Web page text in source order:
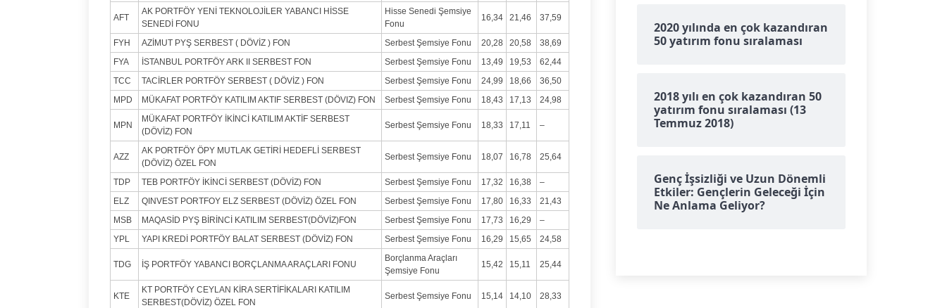
AFT
AK PORTFÖY YENİ TEKNOLOJİLER YABANCI HİSSE
SENEDİ FONU
Hisse Senedi Şemsiye
Fonu
16,34 21,46 37,59
FYH AZİMUT PYŞ SERBEST ( DÖVİZ ) FON Serbest Şemsiye Fonu 20,28 20,58
38,69
FYA
İSTANBUL PORTFÖY ARK II SERBEST FON Serbest Şemsiye Fonu 13,49 19,53
62,44
TCC
TACİRLER PORTFÖY SERBEST ( DÖVİZ ) FON Serbest Şemsiye Fonu 24,99 18,66
36,50
MPD
MÜKAFAT PORTFÖY KATILIM AKTIF SERBEST (DÖVIZ) FON Serbest Şemsiye Fonu 18,43 17,13 24,98
MPN
MÜKAFAT PORTFÖY İKİNCİ KATILIM AKTİF SERBEST
(DÖVİZ) FON
Serbest Şemsiye Fonu 18,33 17,11 –
AZZ
AK PORTFÖY ÖPY MUTLAK GETİRİ HEDEFLİ SERBEST
(DÖVİZ) ÖZEL FON
Serbest Şemsiye Fonu 18,07 16,78 25,64
TDP TEB PORTFÖY İKİNCİ SERBEST (DÖVİZ) FON Serbest Şemsiye Fonu 17,32 16,38
–
ELZ
QINVEST PORTFOY ELZ SERBEST (DÖVİZ) ÖZEL FON Serbest Şemsiye Fonu 17,80 16,33
21,43
MSB
MAQASİD PYŞ BİRİNCİ KATILIM SERBEST(DÖVİZ)FON Serbest Şemsiye Fonu 17,73 16,29
–
YPL
YAPI KREDİ PORTFÖY BALAT SERBEST (DÖVİZ) FON Serbest Şemsiye Fonu 16,29 15,65 24,58
TDG İŞ PORTFÖY YABANCI BORÇLANMA ARAÇLARI FONU
Borçlanma Araçları
Şemsiye Fonu
15,42 15,11 25,44
KTE
KT PORTFÖY CEYLAN KİRA SERTİFİKALARI KATILIM
SERBEST(DÖVİZ) ÖZEL FON
Serbest Şemsiye Fonu 15,14 14,10 28,33
2020 yılında en çok kazandıran
50 yatırım fonu sıralaması
2018 yılı en çok kazandıran 50
yatırım fonu sıralaması (13
Temmuz 2018)
Genç İşsizliği ve Uzun Dönemli
Etkiler: Gençlerin Geleceği İçin
Ne Anlama Geliyor?